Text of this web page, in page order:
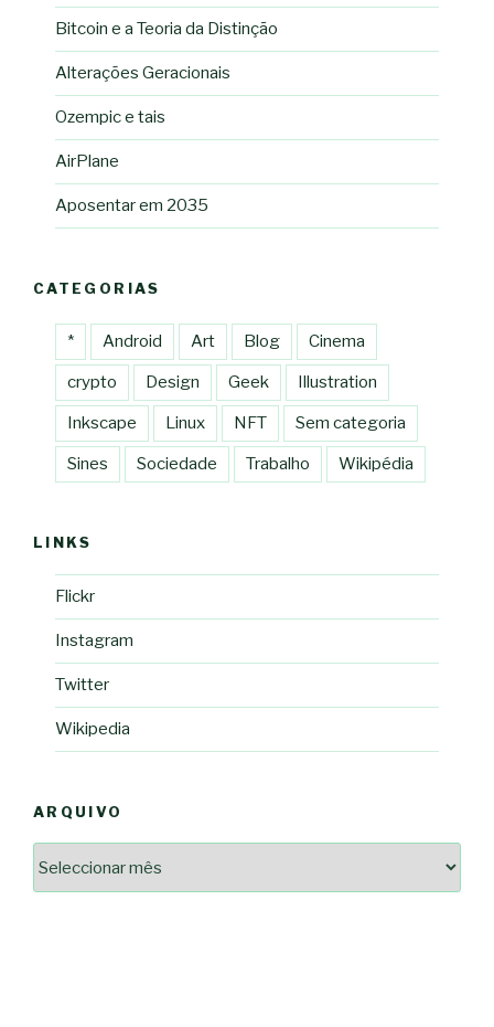
Bitcoin e a Teoria da Distinção
Alterações Geracionais
Ozempic e tais
AirPlane
Aposentar em 2035
CATEGORIAS
* Android Art Blog Cinema
crypto Design Geek Illustration
Inkscape Linux NFT Sem categoria
Sines Sociedade Trabalho Wikipédia
LINKS
Flickr
Instagram
Twitter
Wikipedia
ARQUIVO